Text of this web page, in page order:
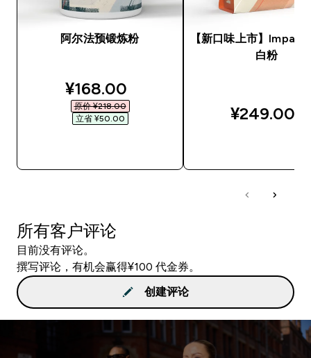
阿尔法预锻炼粉
discounted price
¥168.00‎
原价 ¥218.00‎
立省 ¥50.00‎
【新口味上市】Impact
白粉
¥249.00‎
所有客户评论
目前没有评论。
撰写评论，有机会赢得¥100 代金券。
创建评论